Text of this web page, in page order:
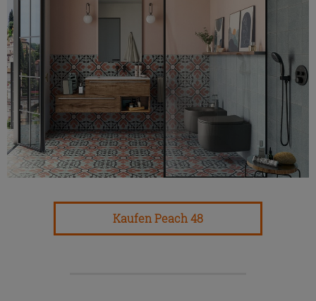
Kaufen Peach 48